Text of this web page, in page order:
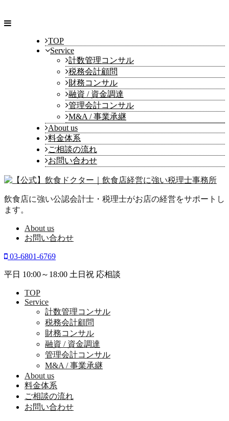
TOP
Service
計数管理コンサル
税務会計顧問
財務コンサル
融資 / 資金調達
管理会計コンサル
M&A / 事業承継
About us
料金体系
ご相談の流れ
お問い合わせ
飲食店に強い公認会計士・税理士がお店の経営をサポートし
ます。
About us
お問い合わせ
03-6801-6769
平日 10:00～18:00 土日祝 応相談
TOP
Service
計数管理コンサル
税務会計顧問
財務コンサル
融資 / 資金調達
管理会計コンサル
M&A / 事業承継
About us
料金体系
ご相談の流れ
お問い合わせ